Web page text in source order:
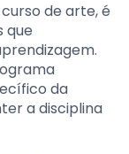
de arte, é
que
da
a disciplina